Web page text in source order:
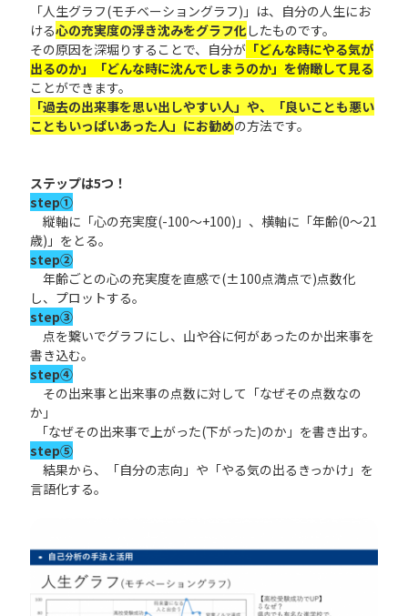
「人生グラフ(モチベーショングラフ)」は、自分の人生にお
ける心の充実度の浮き沈みをグラフ化したものです。
その原因を深堀りすることで、自分が「どんな時にやる気が
出るのか」「どんな時に沈んでしまうのか」を俯瞰して見る
ことができます。
「過去の出来事を思い出しやすい人」や、「良いことも悪い
こともいっぱいあった人」にお勧めの方法です。
ステップは5つ！
step①
縦軸に「心の充実度(-100～+100)」、横軸に「年齢(0～21
歳)」をとる。
step②
年齢ごとの心の充実度を直感で(±100点満点で)点数化
し、プロットする。
step③
点を繋いでグラフにし、山や谷に何があったのか出来事を
書き込む。
step④
その出来事と出来事の点数に対して「なぜその点数なの
か」
「なぜその出来事で上がった(下がった)のか」を書き出す。
step⑤
結果から、「自分の志向」や「やる気の出るきっかけ」を
言語化する。